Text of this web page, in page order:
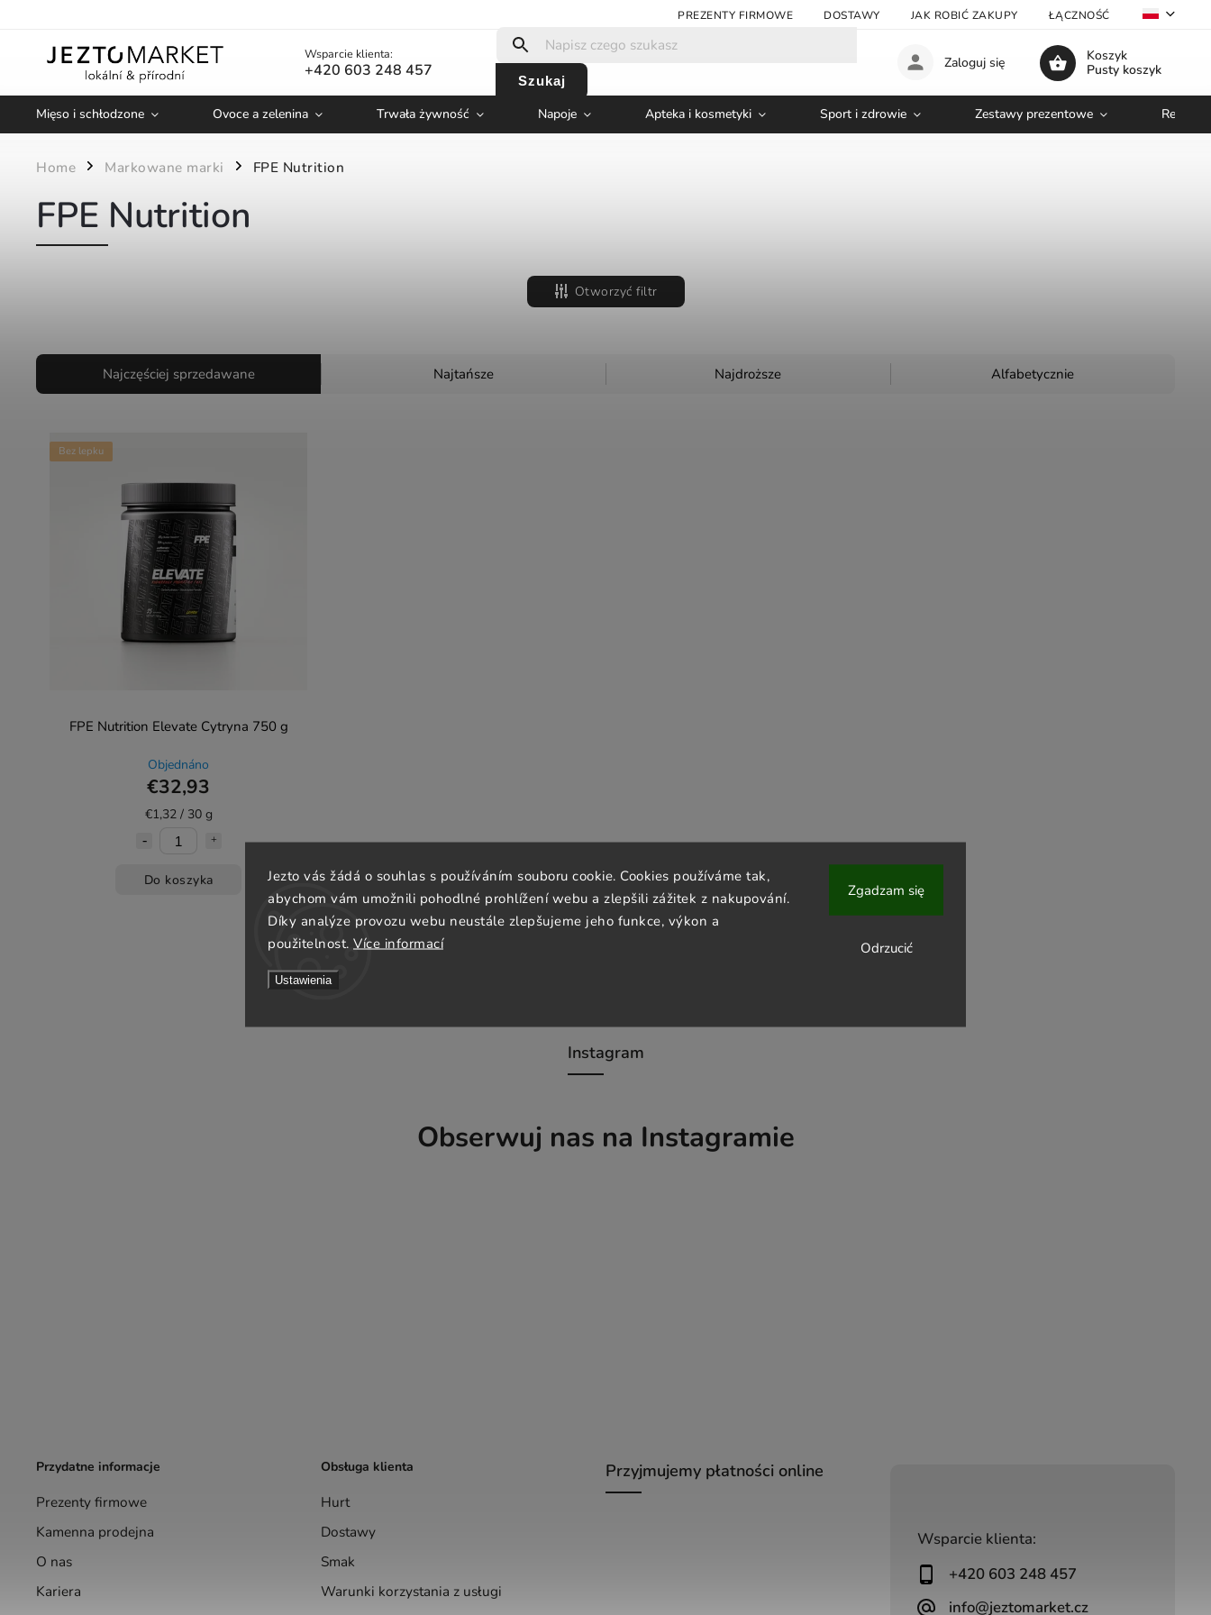
Jezto vás žádá o souhlas s používáním souboru cookie. Cookies používáme tak,
abychom vám umožnili pohodlné prohlížení webu a zlepšili zážitek z nakupování.
Díky analýze provozu webu neustále zlepšujeme jeho funkce, výkon a
použitelnost. Více informací
Ustawienia
Odrzucić
Zgadzam się
PREZENTY FIRMOWE DOSTAWY JAK ROBIĆ ZAKUPY ŁĄCZNOŚĆ
Wsparcie klienta:
+420 603 248 457
Szukaj
Koszyk
Pusty koszyk
Zaloguj się
Mięso i schłodzone Ovoce a zelenina Trwała żywność Napoje Apteka i kosmetyki Sport i zdrowie Zestawy prezentowe Relaks i
Home / Markowane marki / FPE Nutrition
FPE Nutrition
Otworzyć filtr
Najczęściej sprzedawane Najtańsze Najdroższe Alfabetycznie
Bez lepku
FPE Nutrition Elevate Cytryna 750 g
Objednáno
€32,93
€1,32 / 30 g
Do koszyka
Wsparcie klienta:
+420 603 248 457
info@jeztomarket.cz
Instagram
Obserwuj nas na Instagramie
Przydatne informacje
Prezenty firmowe
Kamenna prodejna
O nas
Kariera
Obsługa klienta
Hurt
Dostawy
Smak
Warunki korzystania z usługi
Przyjmujemy płatności online